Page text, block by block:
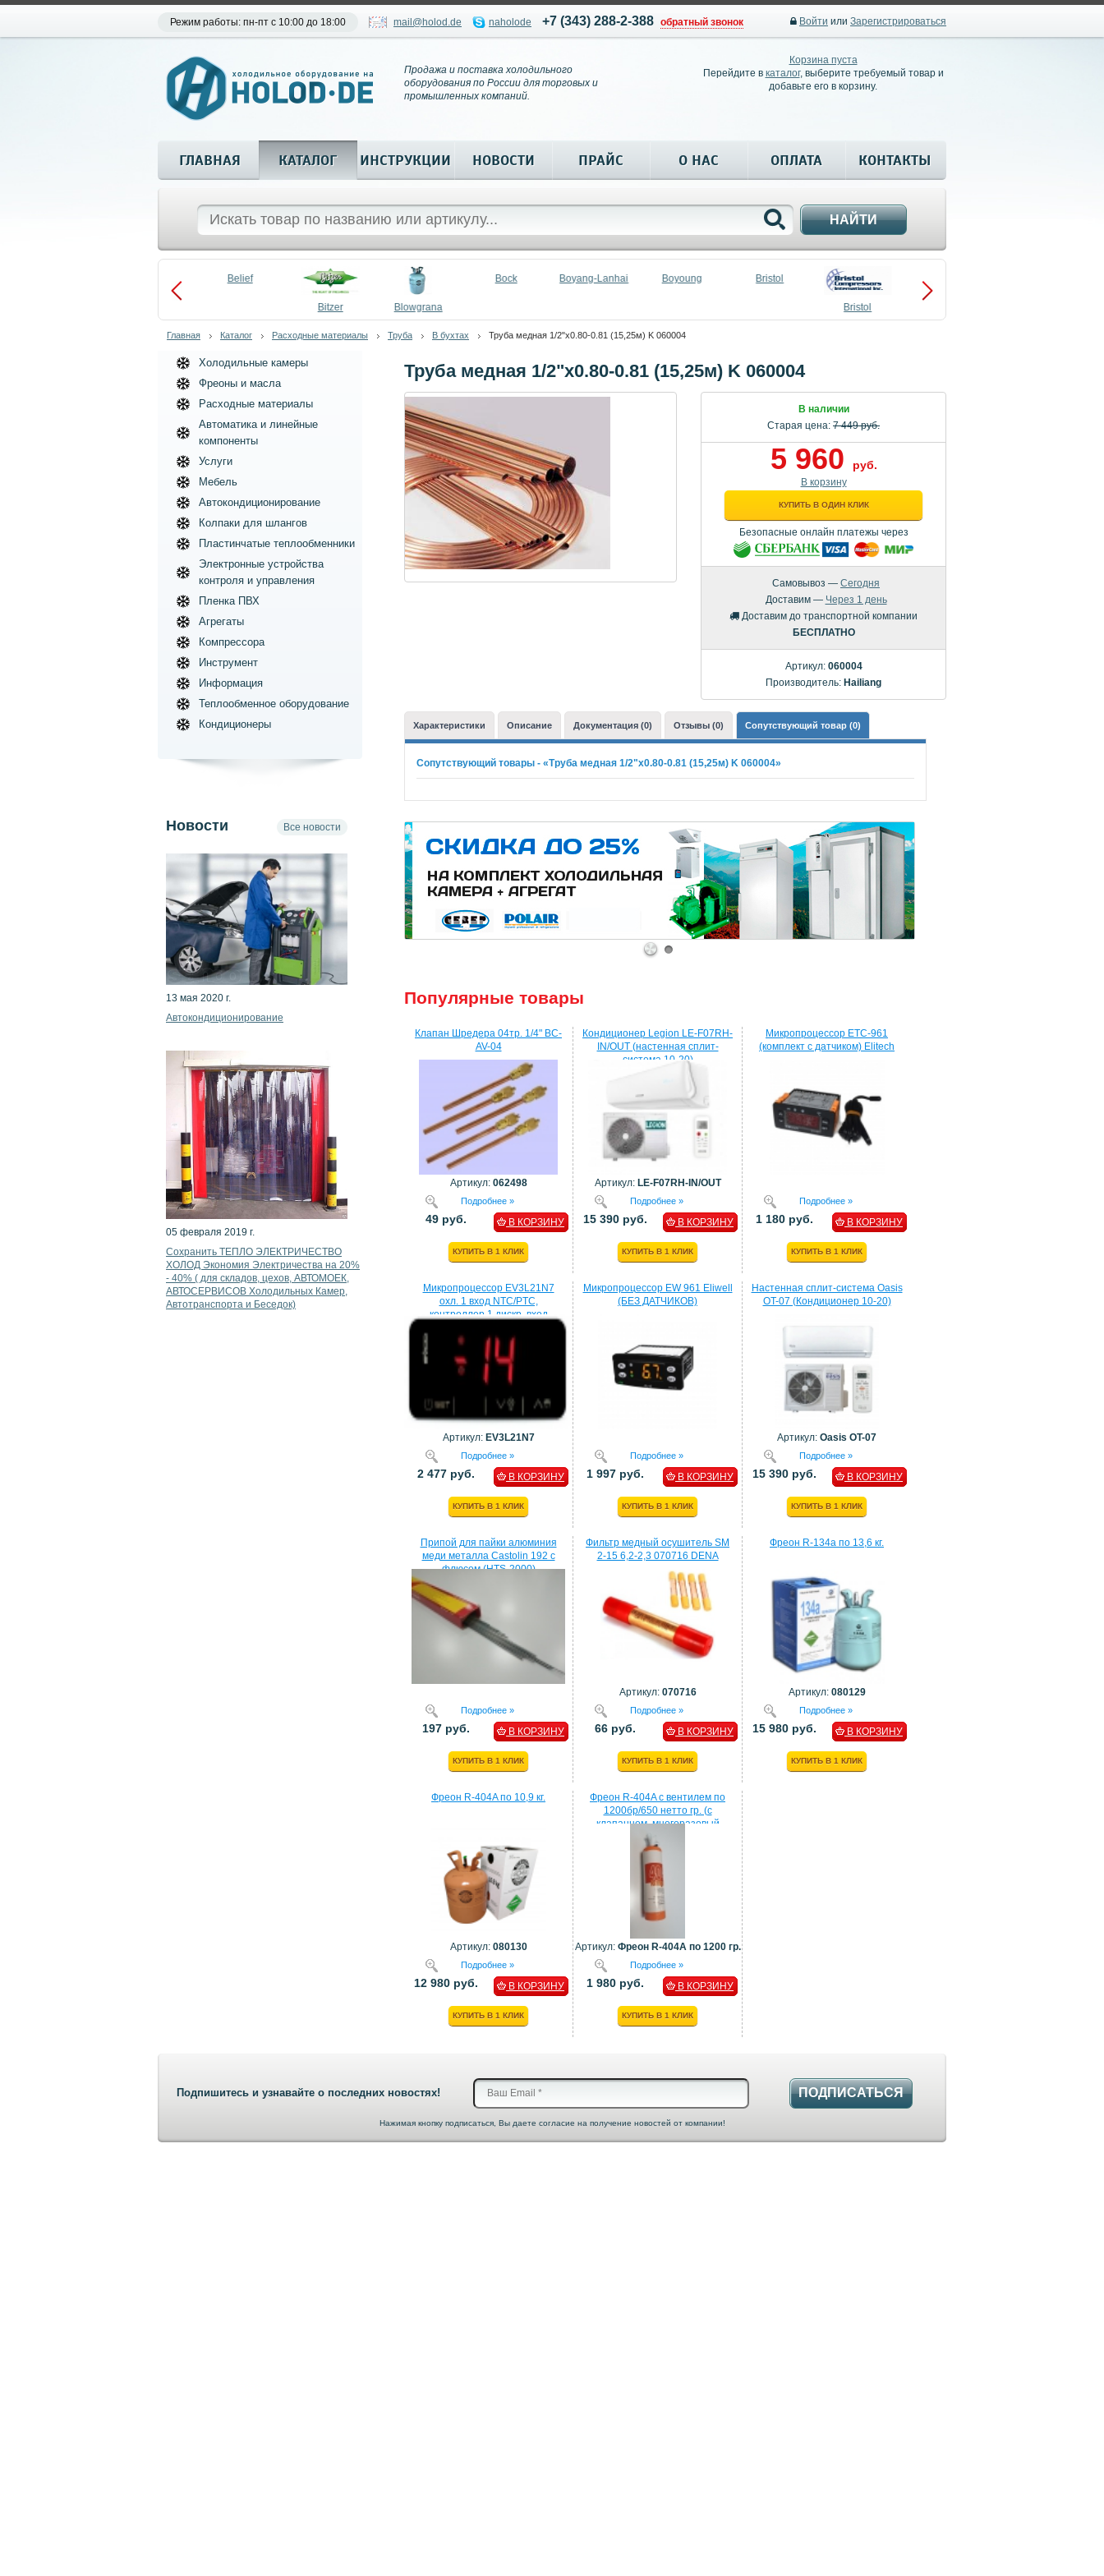
Режим работы: пн-пт с 10:00 до 18:00 mail@holod.de naholode +7 (343) 288-2-388 обратный звонок Войти или Зарегистрироваться
Продажа и поставка холодильного
оборудования по России для торговых и
промышленных компаний.
Корзина пуста
Перейдите в каталог, выберите требуемый товар и
добавьте его в корзину.
ГЛАВНАЯ КАТАЛОГ ИНСТРУКЦИИ НОВОСТИ ПРАЙС О НАС ОПЛАТА КОНТАКТЫ
НАЙТИ
Belief
Bitzer Blowgrana
Bock Boyang-Lanhai Boyoung Bristol
Bristol
Compressors
Главная Каталог Расходные материалы Труба В бухтах Труба медная 1/2"x0.80-0.81 (15,25м) K 060004
Труба медная 1/2"x0.80-0.81 (15,25м) K 060004
В наличии
Старая цена: 7 449 руб.
5 960 руб.
В корзину
КУПИТЬ В ОДИН КЛИК
Безопасные онлайн платежы через
Самовывоз — Сегодня
Доставим — Через 1 день
Доставим до транспортной компании
БЕСПЛАТНО
Артикул: 060004
Производитель: Hailiang
Характеристики Описание Документация (0) Отзывы (0) Сопутствующий товар (0)
Сопутствующий товары - «Труба медная 1/2"x0.80-0.81 (15,25м) K 060004»
1 2
Популярные товары
Клапан Шредера 04тр. 1/4" BC-
AV-04
Артикул: 062498
Подробнее »
49 руб. В КОРЗИНУ
КУПИТЬ В 1 КЛИК
Кондиционер Legion LE-F07RH-
IN/OUT (настенная сплит-
система 10-20)
Артикул: LE-F07RH-IN/OUT
Подробнее »
15 390 руб. В КОРЗИНУ
КУПИТЬ В 1 КЛИК
Микропроцессор ETC-961
(комплект c датчиком) Elitech
Подробнее »
1 180 руб. В КОРЗИНУ
КУПИТЬ В 1 КЛИК
Микропроцессор EV3L21N7
охл. 1 вход NTC/PTC,
контроллер 1 дискр. вход
Артикул: EV3L21N7
Подробнее »
2 477 руб. В КОРЗИНУ
КУПИТЬ В 1 КЛИК
Микропроцессор EW 961 Eliwell
(БЕЗ ДАТЧИКОВ)
Подробнее »
1 997 руб. В КОРЗИНУ
КУПИТЬ В 1 КЛИК
Настенная сплит-система Oasis
OT-07 (Кондиционер 10-20)
Артикул: Oasis OT-07
Подробнее »
15 390 руб. В КОРЗИНУ
КУПИТЬ В 1 КЛИК
Припой для пайки алюминия
меди металла Castolin 192 с
флюсом (HTS-2000)
Подробнее »
197 руб. В КОРЗИНУ
КУПИТЬ В 1 КЛИК
Фильтр медный осушитель SM
2-15 6,2-2,3 070716 DENA
Артикул: 070716
Подробнее »
66 руб. В КОРЗИНУ
КУПИТЬ В 1 КЛИК
Фреон R-134a по 13,6 кг.
Артикул: 080129
Подробнее »
15 980 руб. В КОРЗИНУ
КУПИТЬ В 1 КЛИК
Фреон R-404A по 10,9 кг.
Артикул: 080130
Подробнее »
12 980 руб. В КОРЗИНУ
КУПИТЬ В 1 КЛИК
Фреон R-404A с вентилем по
1200бр/650 нетто гр. (с
клапанном, многоразовый
балон)
Артикул: Фреон R-404A по 1200 гр.
Подробнее »
1 980 руб. В КОРЗИНУ
КУПИТЬ В 1 КЛИК
Холодильные камеры
Фреоны и масла
Расходные материалы
Автоматика и линейные
компоненты
Услуги
Мебель
Автокондиционирование
Колпаки для шлангов
Пластинчатые теплообменники
Электронные устройства
контроля и управления
Пленка ПВХ
Агрегаты
Компрессора
Инструмент
Информация
Теплообменное оборудование
Кондиционеры
Новости Все новости
13 мая 2020 г.
Автокондиционирование
05 февраля 2019 г.
Сохранить ТЕПЛО ЭЛЕКТРИЧЕСТВО
ХОЛОД Экономия Электричества на 20%
- 40% ( для складов, цехов, АВТОМОЕК,
АВТОСЕРВИСОВ Холодильных Камер,
Автотранспорта и Беседок)
Подпишитесь и узнавайте о последних новостях! ПОДПИСАТЬСЯ
Нажимая кнопку подписаться, Вы даете согласие на получение новостей от компании!